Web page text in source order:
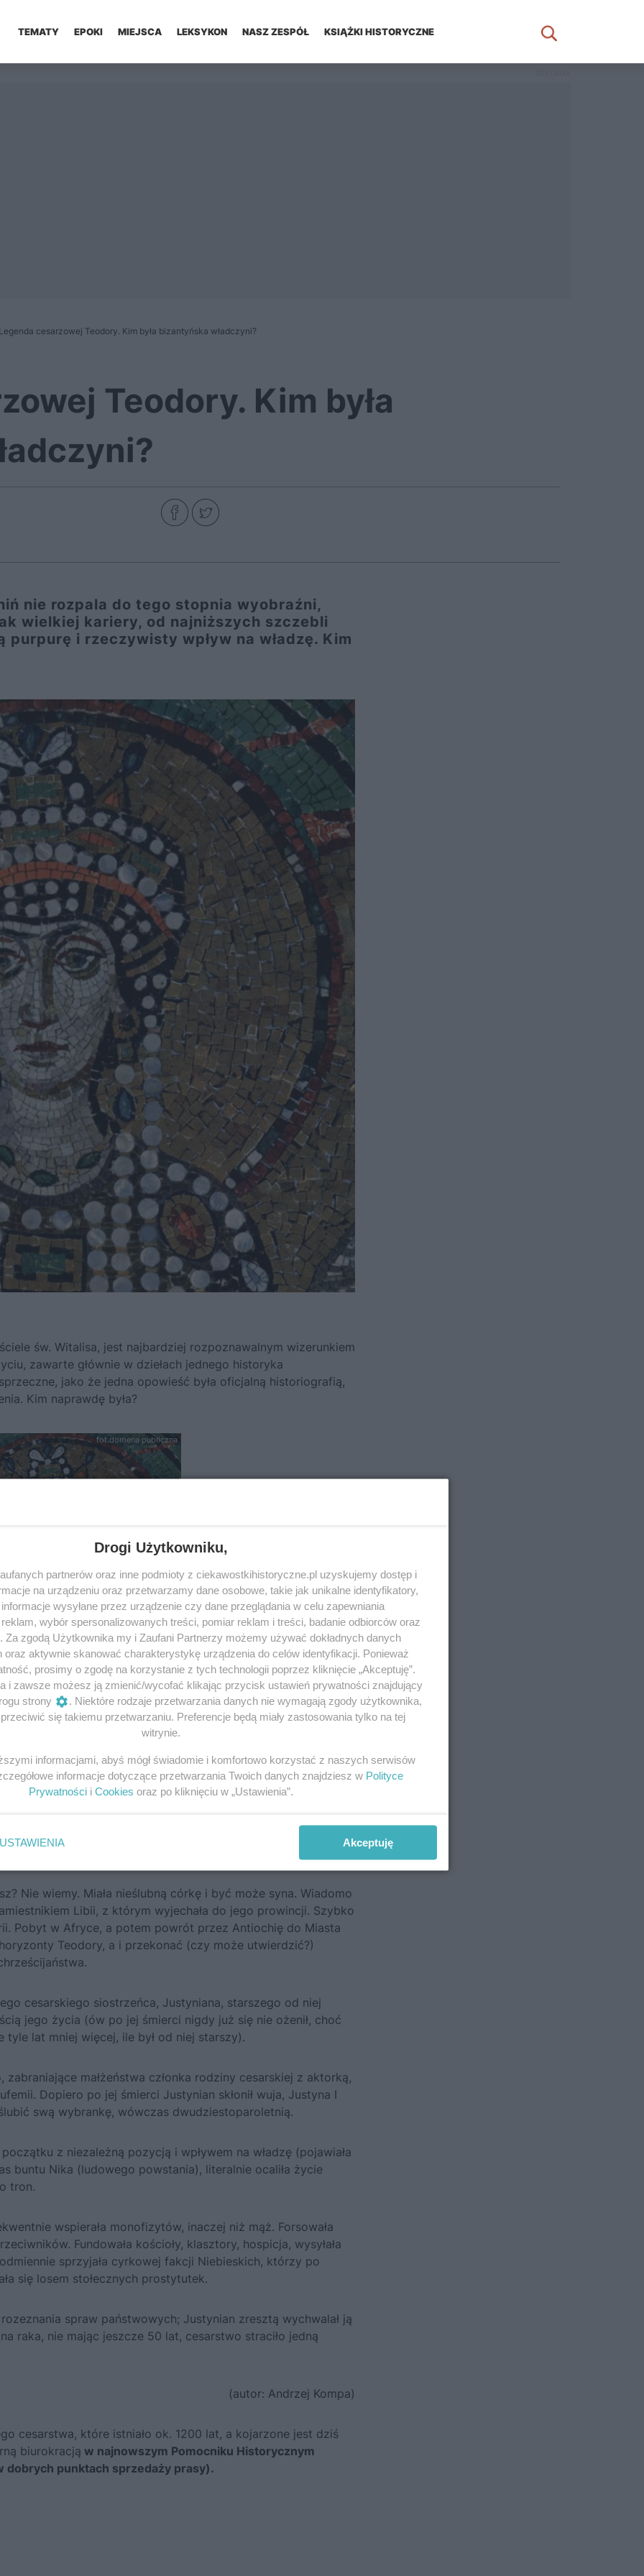
TEMATY EPOKI MIEJSCA LEKSYKON NASZ ZESPÓŁ KSIĄŻKI HISTORYCZNE
Legenda cesarzowej Teodory. Kim była bizantyńska władczyni?
Teodory. Kim była
nie rozpala do tego stopnia wyobraźni,
wielkiej kariery, od najniższych szczebli
purpurę i rzeczywisty wpływ na władzę. Kim
św. Witalisa, jest najbardziej rozpoznawalnym wizerunkiem
zawarte głównie w dziełach jednego historyka
jako że jedna opowieść była oficjalną historiografią,
Kim naprawdę była?
fot.domena publiczna
Teodory na
św. Witalisa w
z Pomocnika
Cesarstwo”
I (527–565), przeszła już długą drogę. Urodzona
jedna z trzech córek tresera niedźwiedzi Akacjusza,
pracowała od dziecka: była aktorką w scenach
widzów między poszczególnymi wyścigami w hipodromie.
inne aktorki.
Nie wiemy. Miała nieślubną córkę i być może syna. Wiadomo
Libii, z którym wyjechała do jego prowincji. Szybko
Pobyt w Afryce, a potem powrót przez Antiochię do Miasta
Teodory, a i przekonać (czy może utwierdzić?)
cesarskiego siostrzeńca, Justyniana, starszego od niej
jego życia (ów po jej śmierci nigdy już się nie ożenił, choć
tyle lat mniej więcej, ile był od niej starszy).
zabraniające małżeństwa członka rodziny cesarskiej z aktorką,
Dopiero po jej śmierci Justynian skłonił wuja, Justyna I
swą wybrankę, wówczas dwudziestoparoletnią.
z niezależną pozycją i wpływem na władzę (pojawiała
buntu Nika (ludowego powstania), literalnie ocaliła życie
tron.
wspierała monofizytów, inaczej niż mąż. Forsowała
Fundowała kościoły, klasztory, hospicja, wysyłała
sprzyjała cyrkowej fakcji Niebieskich, którzy po
się losem stołecznych prostytutek.
spraw państwowych; Justynian zresztą wychwalał ją
raka, nie mając jeszcze 50 lat, cesarstwo straciło jedną
(autor: Andrzej Kompa)
cesarstwa, które istniało ok. 1200 lat, a kojarzone jest dziś
biurokracją w najnowszym Pomocniku Historycznym
dobrych punktach sprzedaży prasy).
Drogi Użytkowniku,
partnerów oraz inne podmioty z ciekawostkihistoryczne.pl uzyskujemy dostęp i
na urządzeniu oraz przetwarzamy dane osobowe, takie jak unikalne identyfikatory,
wysyłane przez urządzenie czy dane przeglądania w celu zapewniania
wybór spersonalizowanych treści, pomiar reklam i treści, badanie odbiorców oraz
Za zgodą Użytkownika my i Zaufani Partnerzy możemy używać dokładnych danych
oraz aktywnie skanować charakterystykę urządzenia do celów identyfikacji. Ponieważ
prosimy o zgodę na korzystanie z tych technologii poprzez kliknięcie „Akceptuję”.
i zawsze możesz ją zmienić/wycofać klikając przycisk ustawień prywatności znajdujący
strony
. Niektóre rodzaje przetwarzania danych nie wymagają zgody użytkownika,
się takiemu przetwarzaniu. Preferencje będą miały zastosowania tylko na tej
witrynie.
informacjami, abyś mógł świadomie i komfortowo korzystać z naszych serwisów
informacje dotyczące przetwarzania Twoich danych znajdziesz w Polityce
Prywatności i Cookies oraz po kliknięciu w „Ustawienia”.
USTAWIENIA Akceptuję